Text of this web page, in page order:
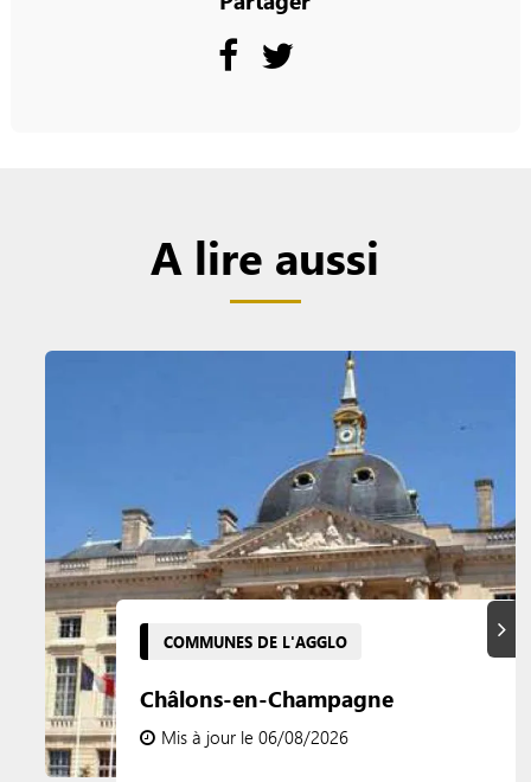
A lire aussi
COMMUNES DE L'AGGLO
Châlons-en-Champagne
Mis à jour le 06/08/2026